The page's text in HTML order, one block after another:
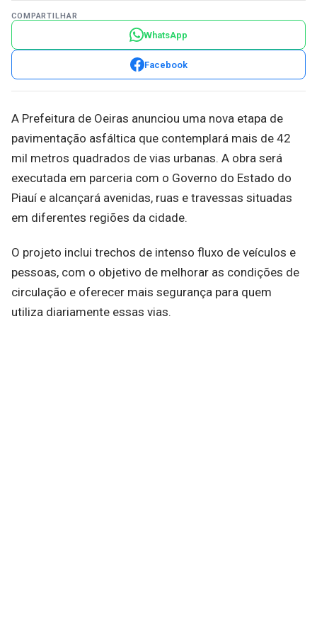
COMPARTILHAR
WhatsApp
Facebook
A Prefeitura de Oeiras anunciou uma nova etapa de
pavimentação asfáltica que contemplará mais de 42
mil metros quadrados de vias urbanas. A obra será
executada em parceria com o Governo do Estado do
Piauí e alcançará avenidas, ruas e travessas situadas
em diferentes regiões da cidade.
O projeto inclui trechos de intenso fluxo de veículos e
pessoas, com o objetivo de melhorar as condições de
circulação e oferecer mais segurança para quem
utiliza diariamente essas vias.